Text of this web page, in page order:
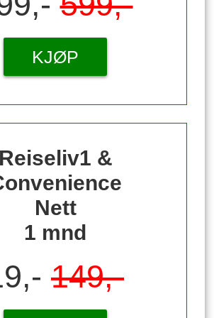
KJØP
Reiseliv1 &
Nett
1 mnd
149,-